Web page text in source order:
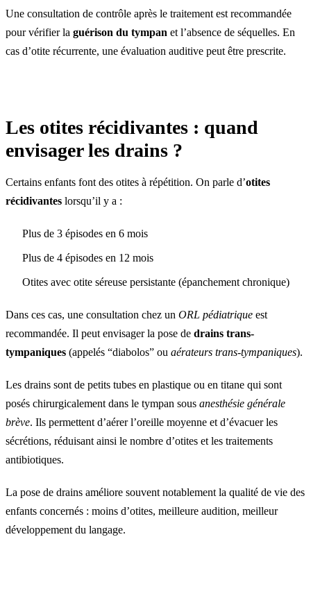
Une consultation de contrôle après le traitement est recommandée
pour vérifier la guérison du tympan et l’absence de séquelles. En
cas d’otite récurrente, une évaluation auditive peut être prescrite.
Les otites récidivantes : quand
envisager les drains ?
Certains enfants font des otites à répétition. On parle d’otites
récidivantes lorsqu’il y a :
Plus de 3 épisodes en 6 mois
Plus de 4 épisodes en 12 mois
Otites avec otite séreuse persistante (épanchement chronique)
Dans ces cas, une consultation chez un ORL pédiatrique est
recommandée. Il peut envisager la pose de drains trans-
tympaniques (appelés “diabolos” ou aérateurs trans-tympaniques).
Les drains sont de petits tubes en plastique ou en titane qui sont
posés chirurgicalement dans le tympan sous anesthésie générale
brève. Ils permettent d’aérer l’oreille moyenne et d’évacuer les
sécrétions, réduisant ainsi le nombre d’otites et les traitements
antibiotiques.
La pose de drains améliore souvent notablement la qualité de vie des
enfants concernés : moins d’otites, meilleure audition, meilleur
développement du langage.